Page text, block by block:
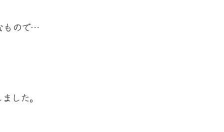
もので…
した。